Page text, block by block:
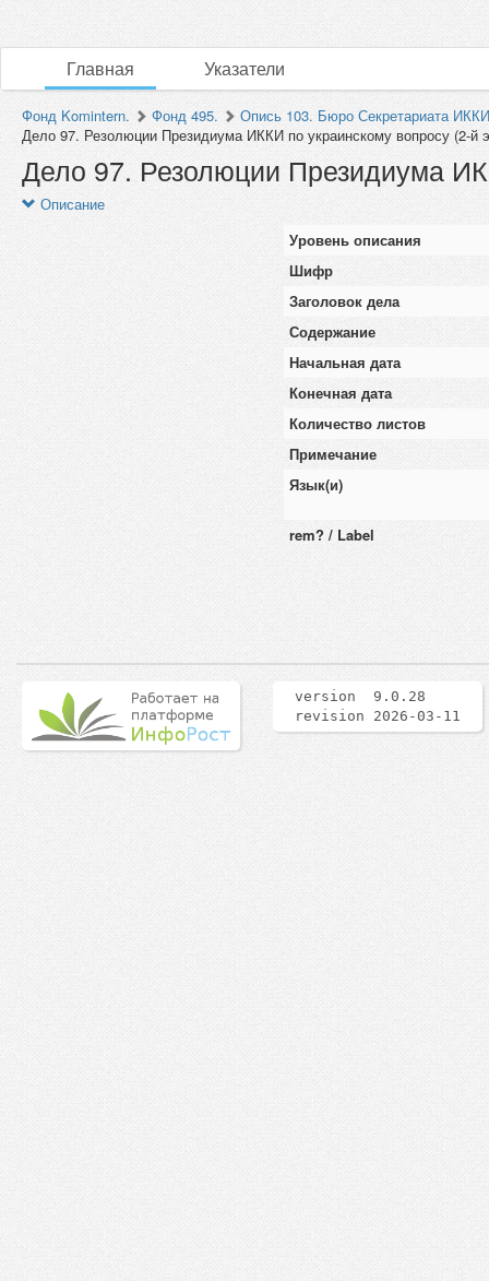
Главная Указатели
Фонд Komintern. Фонд 495.
Опись 103. Бюро Секретариата ИККИ
Дело 97. Резолюции Президиума ИККИ по украинскому вопросу (2-й
Дело 97. Резолюции Президиума
Описание
Уровень описания
Шифр
Заголовок дела
Содержание
Начальная дата
Конечная дата
Количество листов
Примечание
Язык(и)
rem? / Label
version 9.0.28
revision 2026-03-11